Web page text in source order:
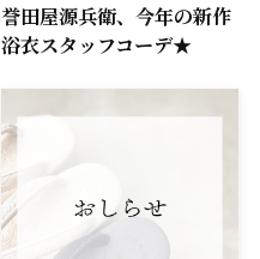
誉田屋源兵衛、今年の新作
浴衣スタッフコーデ★